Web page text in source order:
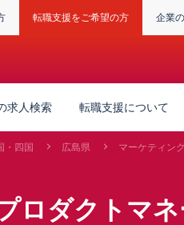
転職支援をご希望の方 企業
求人検索 転職支援について
・四国 広島県 マーケティン
ロダクトマ